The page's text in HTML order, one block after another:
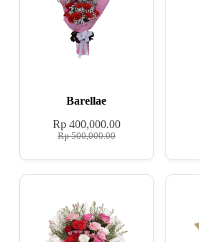
Barellae
Rp500,000.00
Rp400,000.00